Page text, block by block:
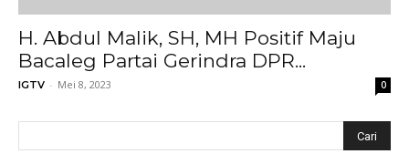
H. Abdul Malik, SH, MH Positif Maju
Bacaleg Partai Gerindra DPR...
IGTV - Mei 8, 2023 0